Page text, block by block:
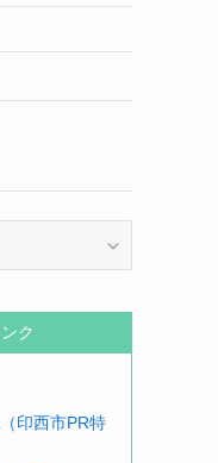
ク
印西市PR特